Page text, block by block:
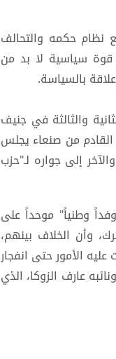
نظام حكمه والتحالف
قوة سياسية لا بد من
بالسياسة.
والثالثة في جنيف
القادم من صنعاء يجلس
إلى جواره لـ"حزب
وطنياً" موحداً على
وأن الخلاف بينهم،
الأمور حتى انفجار
2017 وانتهى بمقتل صالح ونائبه عارف الزوكا، الذي